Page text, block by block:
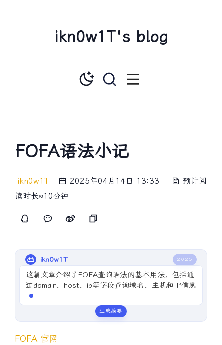
ikn0w1T's blog
FOFA语法小记
ikn0w1T 2025年04月14日 13:33
预计阅
读时长≈10分钟
ikn0w1T 2025
这篇文章介绍了FOFA查询语法的基本用法，包括通
过domain、host、ip等字段查询域名、主机和IP信
息，以及使用title
生成摘要
FOFA 官网